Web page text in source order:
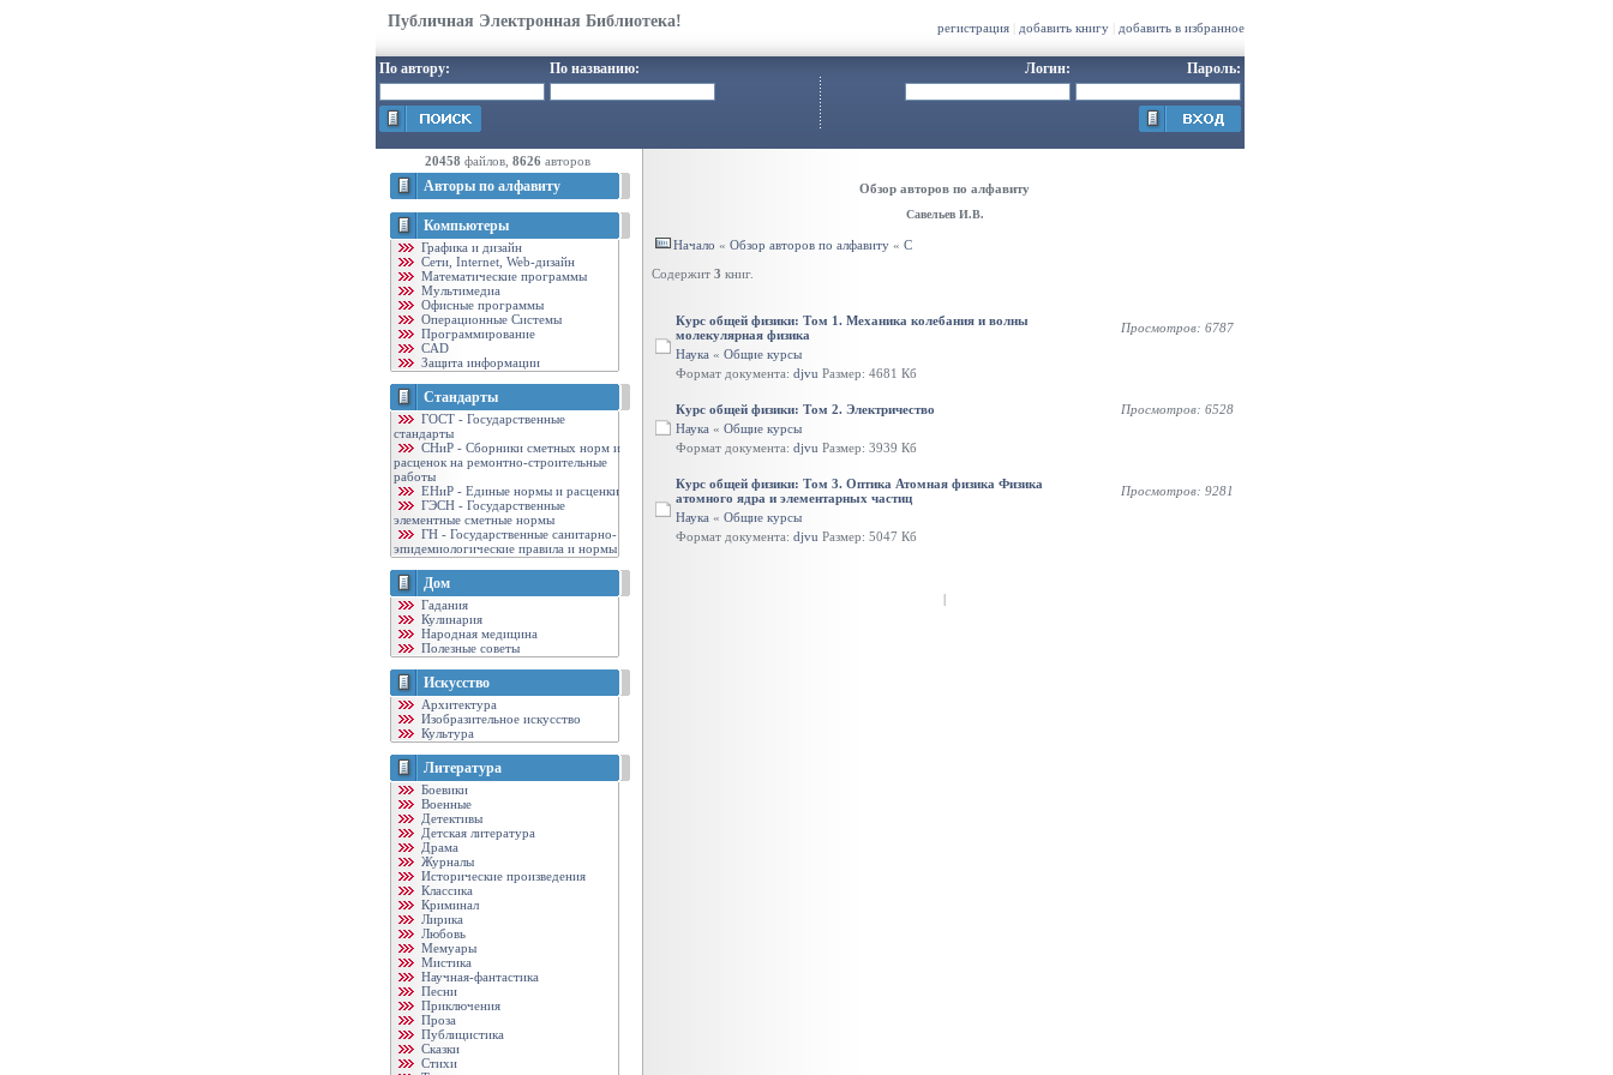
Публичная Электронная Библиотека! регистрация добавить книгу добавить в избранное
По автору: По названию: Логин: Пароль:
20458 файлов, 8626 авторов
Авторы по алфавиту
Компьютеры
Графика и дизайн
Cети, Internet, Web-дизайн
Математические программы
Мультимедиа
Офисные программы
Операционные Системы
Программирование
CAD
Защита информации
Стандарты
ГОСТ - Государственные
стандарты
CНиР - Сборники сметных норм и
расценок на ремонтно-строительные
работы
ЕНиР - Единые нормы и расценки
ГЭСН - Государственные
элементные сметные нормы
ГН - Государственные санитарно-
эпидемиологические правила и нормы
Дом
Гадания
Кулинария
Народная медицина
Полезные советы
Искусство
Архитектура
Изобразительное искусство
Культура
Литература
Боевики
Военные
Детективы
Детская литература
Драма
Журналы
Исторические произведения
Классика
Криминал
Лирика
Любовь
Мемуары
Мистика
Научная-фантастика
Песни
Приключения
Проза
Публицистика
Сказки
Стихи
Обзор авторов по алфавиту
Савельев И.В.
Начало « Обзор авторов по алфавиту « С
Содержит 3 книг.
Курс общей физики: Том 1. Механика колебания и волны
молекулярная физика
Просмотров: 6787
Наука « Общие курсы
Формат документа: djvu Размер: 4681 Кб
Курс общей физики: Том 2. Электричество
Просмотров: 6528
Наука « Общие курсы
Формат документа: djvu Размер: 3939 Кб
Курс общей физики: Том 3. Оптика Атомная физика Физика
атомного ядра и элементарных частиц
Просмотров: 9281
Наука « Общие курсы
Формат документа: djvu Размер: 5047 Кб
|